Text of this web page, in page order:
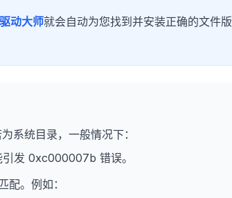
驱动大师就会自动为您找到并安装正确的文件版
系统目录，一般情况下：
发 0xc000007b 错误。
。例如：